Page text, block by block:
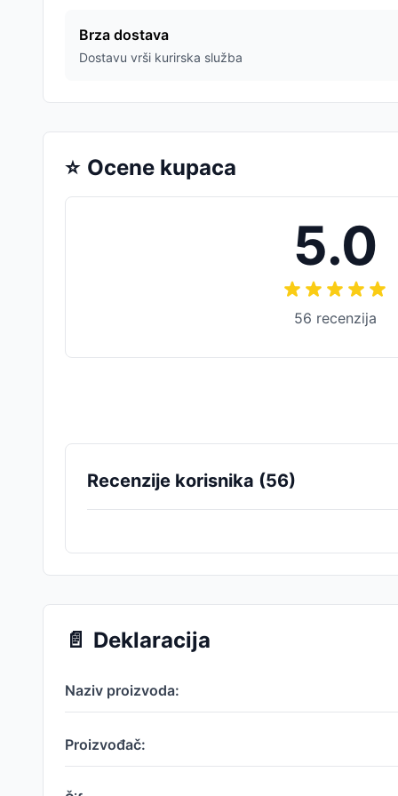
Brza dostava
Dostavu vrši kurirska služba
⭐ Ocene kupaca
5.0
56 recenzija
Recenzije korisnika (56)
📄 Deklaracija
Naziv proizvoda:
Proizvođač: